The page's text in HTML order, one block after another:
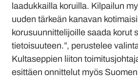
laadukkailla koruilla. Kilpailun
uuden tärkeän kanavan
korusuunnittelijoille saada korut
tietoisuuteen.”, perustelee
Kultaseppien liiton
esittäen onnittelut myös